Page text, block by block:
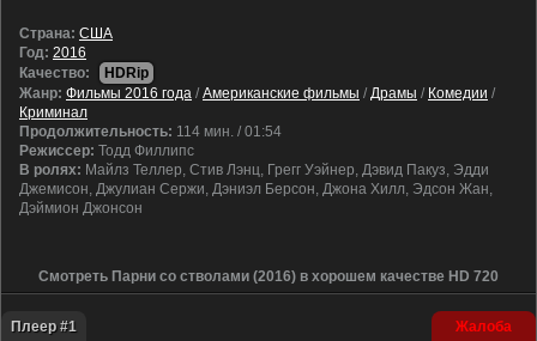
Cтрана: США
Год: 2016
Качество:
HDRip
Жанр: Фильмы 2016 года / Американские фильмы / Драмы / Комедии /
Криминал
Продолжительность: 114 мин. / 01:54
Режиссер: Тодд Филлипс
В ролях: Майлз Теллер, Стив Лэнц, Грегг Уэйнер, Дэвид Пакуз, Эдди
Джемисон, Джулиан Сержи, Дэниэл Берсон, Джона Хилл, Эдсон Жан,
Дэймион Джонсон
Смотреть Парни со стволами (2016) в хорошем качестве HD 720
Плеер #1 Жалоба